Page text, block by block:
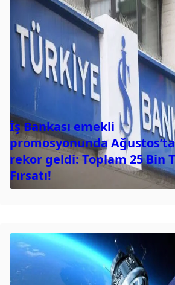
İş Bankası emekli
promosyonunda Ağustos’ta
rekor geldi: Toplam 25 Bin
Fırsatı!